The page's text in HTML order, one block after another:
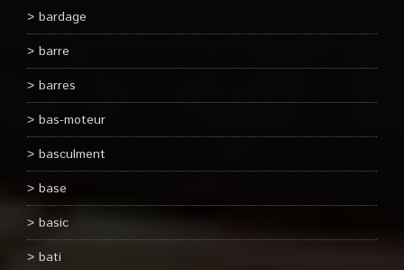
bardage
barre
barres
bas-moteur
basculment
base
basic
bati